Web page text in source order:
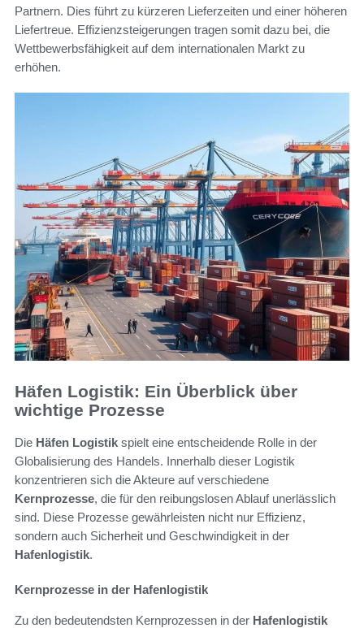
Partnern. Dies führt zu kürzeren Lieferzeiten und einer höheren
Liefertreue. Effizienzsteigerungen tragen somit dazu bei, die
Wettbewerbsfähigkeit auf dem internationalen Markt zu
erhöhen.
Häfen Logistik: Ein Überblick über
wichtige Prozesse
Die Häfen Logistik spielt eine entscheidende Rolle in der
Globalisierung des Handels. Innerhalb dieser Logistik
konzentrieren sich die Akteure auf verschiedene
Kernprozesse, die für den reibungslosen Ablauf unerlässlich
sind. Diese Prozesse gewährleisten nicht nur Effizienz,
sondern auch Sicherheit und Geschwindigkeit in der
Hafenlogistik.
Kernprozesse in der Hafenlogistik
Zu den bedeutendsten Kernprozessen in der Hafenlogistik